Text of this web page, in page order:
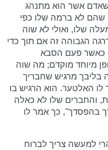
אשר הוא מתנהג
שהם לא ברמה שלו כפי
שלו, ואולי לא שוה
הגבוהה זה אם תוך כדי
כאשר פעם הסבא
מיוחד מוקדם; מה שוה
מרגיש שחבריך
האלטער. הוא הרגיש בו
והחברים שלו לא כאלה
בהפסדך", כך אמר לו
למעשה צריך לברוח